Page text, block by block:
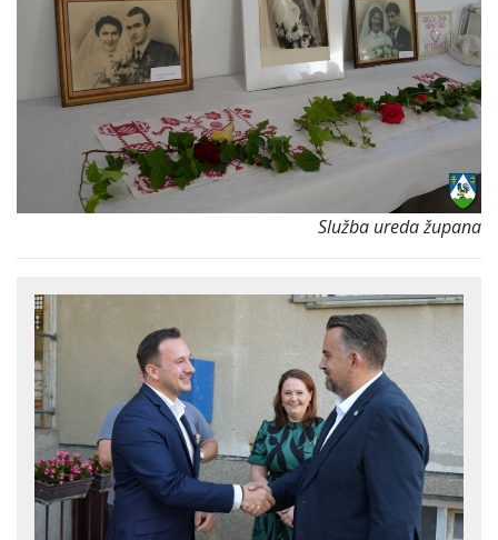
Služba ureda župana